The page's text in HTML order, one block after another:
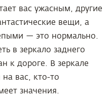
вас ужасным, другие
вещи, а
— это нормально.
в зеркало заднего
к дороге. В зеркале
на вас, кто-то
значения.